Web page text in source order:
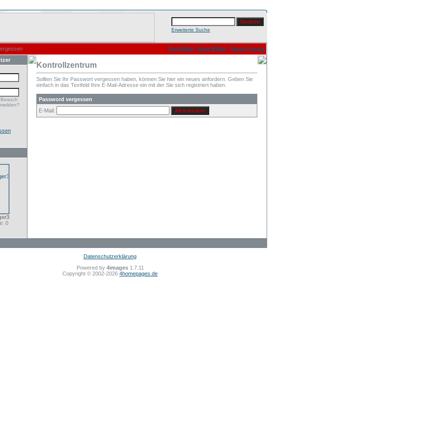
Erweiterte Suche
Top Bilder Neue Bilder Tango Forum
0
Kontrollzentrum
Sollten Sie Ihr Passwort vergessen haben, können Sie hier ein neues anfordern. Geben Sie
einfach in das Textfeld Ihre E-Mail-Adresse ein mit der Sie sich registriert haben.
Password vergessen
E-Mail:
Datenschutzerklärung
Powered by 4images1.7.11
Copyright © 2002-2026 4homepages.de